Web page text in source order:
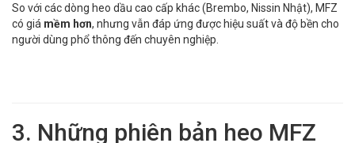
So với các dòng heo dầu cao cấp khác (Brembo, Nissin Nhật), MFZ
có giá mềm hơn, nhưng vẫn đáp ứng được hiệu suất và độ bền cho
người dùng phổ thông đến chuyên nghiệp.
3. Những phiên bản heo MFZ